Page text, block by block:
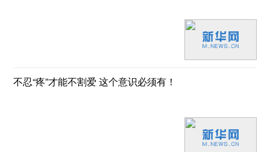
不忍“疼”才能不割爱 这个意识必须有！